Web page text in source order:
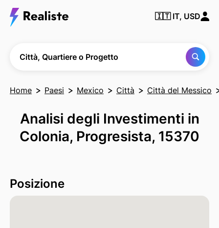
🇮🇹 IT, USD
Città, Quartiere o Progetto
Home Paesi Mexico Città Città del Messico
Analisi degli Investimenti in
Colonia, Progresista, 15370
Posizione